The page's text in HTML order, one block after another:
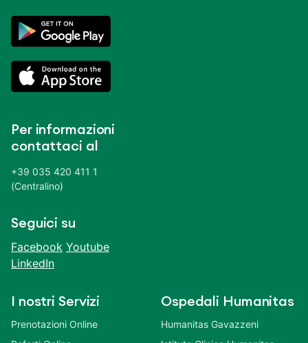
Per informazioni
contattaci al
+39 035 420 411 1
(Centralino)
Seguici su
Facebook Youtube
LinkedIn
I nostri Servizi
Prenotazioni Online
Ospedali Humanitas
Humanitas Gavazzeni